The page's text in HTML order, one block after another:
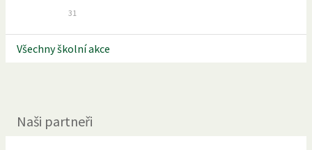
31
Všechny školní akce
Naši partneři